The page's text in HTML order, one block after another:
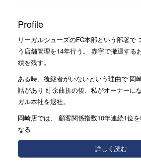
Profile
リーガルシューズのFC本部という部署で
う店舗管理を14年行う。 赤字で撤退する
績を残す。
ある時、後継者がいないという理由で 岡
話があり 紆余曲折の後、私がオーナーに
ガル本社を退社。
岡崎店では、 顧客関係指数10年連続1位
なる
詳しく読む